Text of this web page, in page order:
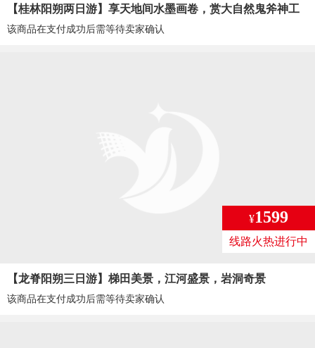
【桂林阳朔两日游】享天地间水墨画卷，赏大自然鬼斧神工
该商品在支付成功后需等待卖家确认
¥1599
线路火热进行中
【龙脊阳朔三日游】梯田美景，江河盛景，岩洞奇景
该商品在支付成功后需等待卖家确认